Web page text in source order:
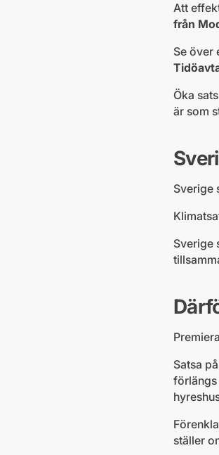
Att
från
Se över
Öka
är som
Sverige
Sverige
Satsa
ställer